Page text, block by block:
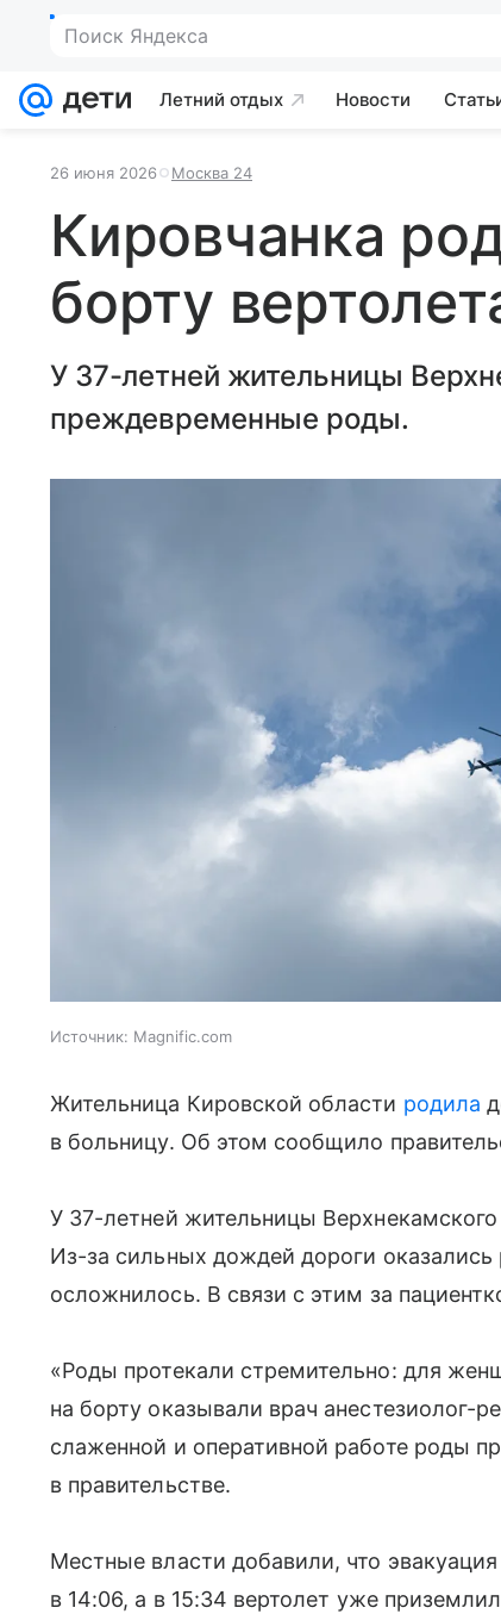
Поиск Яндекса
Летний отдых Новости
26 июня 2026 Москва 24
Кировчанка
борту
У 37-летней жительницы
преждевременные роды.
Источник: Magnific.com
Жительница Кировской области родила
в больницу. Об этом сообщило
У 37-летней жительницы
Из-за сильных дождей дороги
осложнилось. В связи с этим за
«Роды протекали стремительно: для
на борту оказывали врач анестезиолог-
слаженной и оперативной работе роды
в правительстве.
Местные власти добавили, что
в 14:06, а в 15:34 вертолет уже